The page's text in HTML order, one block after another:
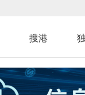
搜港